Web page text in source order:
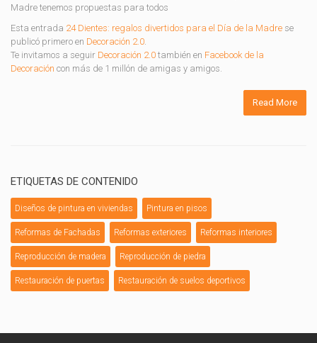
Madre tenemos propuestas para todos
Esta entrada 24 Dientes: regalos divertidos para el Día de la Madre se
publicó primero en Decoración 2.0.
Te invitamos a seguir Decoración 2.0 también en Facebook de la
Decoración con más de 1 millón de amigas y amigos.
Read More
ETIQUETAS DE CONTENIDO
Diseños de pintura en viviendas Pintura en pisos
Reformas de Fachadas Reformas exteriores Reformas interiores
Reproducción de madera Reproducción de piedra
Restauración de puertas Restauración de suelos deportivos